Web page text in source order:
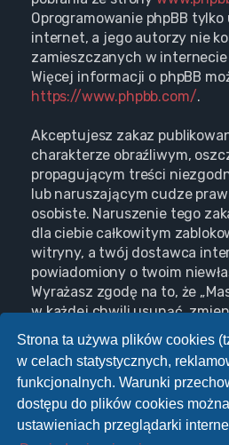
Strona ta używa plików cookies
w celach statystycznych,
funkcjonalnych. Warunki
dostępu do plików cookies
ustawieniach przeglądarki
Oprogramowanie phpBB
internet, a jego autorzy nie
zamieszczanych w internecie
Więcej informacji o phpBB
https://www.phpbb.com/.
Akceptujesz zakaz
charakterze obraźliwym,
propagującym treści
lub naruszającym cudze
osobiste. Naruszenie tego
dla ciebie całkowitym
witryny, a twój dostawca
powiadomiony o twoim
Wyrażasz zgodę na to, że
w każdej chwili usunąć,
zamknąć każdy twój temat,
zapisywanie wszystkich
informacji w naszej bazie
będą przekazywane nikomu
„Masterful Magazine”, ani
odpowiedzialności za